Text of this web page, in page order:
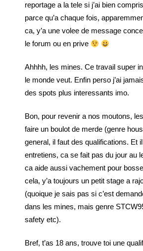
reportage a la tele si j’ai bien
parce qu’a chaque fois,
ca, y’a une volee de message
le forum ou en prive
Ahhhh, les mines. Ce travail super
le monde veut. Enfin perso j’ai
des spots plus interessants imo.
Bon, pour revenir a nos moutons,
faire un boulot de merde (genre
general, il faut des qualifications. Et
entretiens, ca se fait pas du jour au
ca aide aussi vachement pour
cela, y’a toujours un petit stage a
(quoique je sais pas si c’est
dans les mines, mais genre
safety etc).
Bref, t’as 18 ans, trouve toi une